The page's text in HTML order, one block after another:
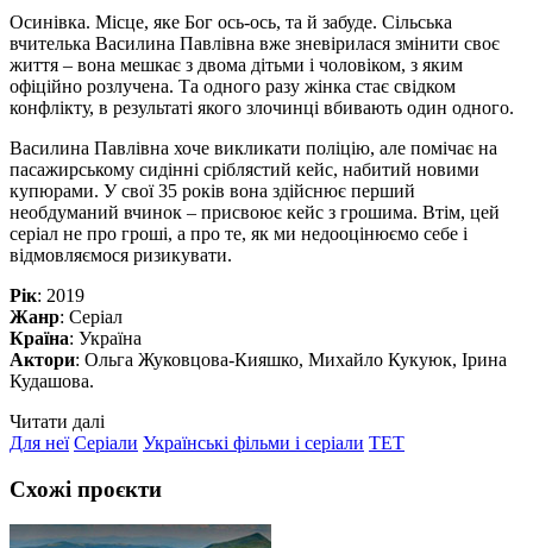
Осинівка. Місце, яке Бог ось-ось, та й забуде. Сільська
вчителька Василина Павлівна вже зневірилася змінити своє
життя – вона мешкає з двома дітьми і чоловіком, з яким
офіційно розлучена. Та одного разу жінка стає свідком
конфлікту, в результаті якого злочинці вбивають один одного.
Василина Павлівна хоче викликати поліцію, але помічає на
пасажирському сидінні сріблястий кейс, набитий новими
купюрами. У свої 35 років вона здійснює перший
необдуманий вчинок – присвоює кейс з грошима. Втім, цей
серіал не про гроші, а про те, як ми недооцінюємо себе і
відмовляємося ризикувати.
Рік: 2019
Жанр: Серіал
Країна: Україна
Актори: Ольга Жуковцова-Кияшко, Михайло Кукуюк, Ірина
Кудашова.
Читати далі
Для неї Серіали Українські фільми і серіали ТЕТ
Схожі проєкти